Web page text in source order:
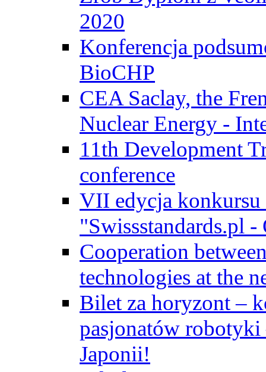
2020
Konferencja
BioCHP
CEA Saclay, the
Nuclear Energy -
11th Development
conference
VII edycja konkursu
"Swissstandards.pl
Cooperation
technologies at the
Bilet za horyzont –
pasjonatów
Japonii!